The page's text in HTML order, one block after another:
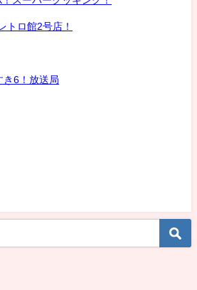
トロ館2号店！
き6！放送局